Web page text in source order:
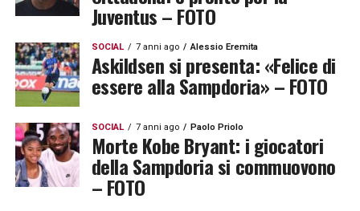
Juventus – FOTO
SOCIAL 7 anni ago Alessio Eremita
Askildsen si presenta: «Felice di
essere alla Sampdoria» – FOTO
SOCIAL 7 anni ago Paolo Priolo
Morte Kobe Bryant: i giocatori
della Sampdoria si commuovono
– FOTO